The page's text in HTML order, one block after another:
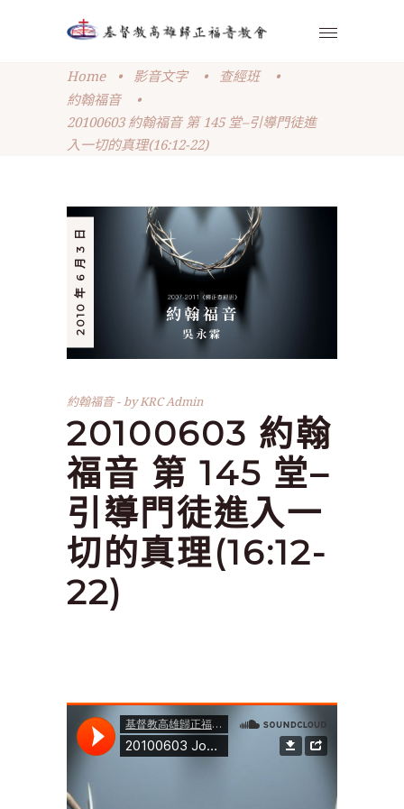
Home • 影音文字 • 查經班
•
約翰福音
•
20100603 約翰福音 第 145 堂–引導門徒進
入一切的真理(16:12-22)
2010 年 6 月 3 日
約翰福音 byKRC Admin
20100603 約翰
福音 第 145 堂–
引導門徒進入一
切的真理(16:12-
22)